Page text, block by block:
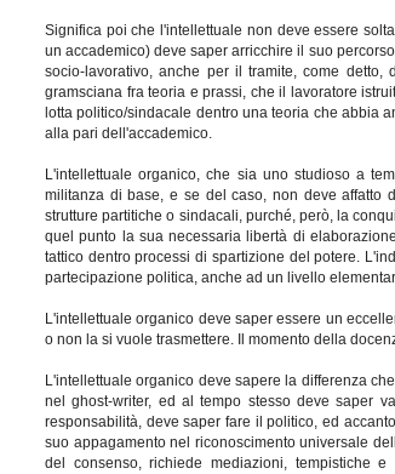
Significa poi che l'intellettuale non deve essere
un accademico) deve saper arricchire il suo
socio-lavorativo, anche per il tramite, come
gramsciana fra teoria e prassi, che il lavoratore
lotta politico/sindacale dentro una teoria che abbia
alla pari dell'accademico.
L'intellettuale organico, che sia uno studioso a
militanza di base, e se del caso, non deve affatto
strutture partitiche o sindacali, purché, però, la
quel punto la sua necessaria libertà di
tattico dentro processi di spartizione del potere.
partecipazione politica, anche ad un livello
L'intellettuale organico deve saper essere un
o non la si vuole trasmettere. Il momento della
L'intellettuale organico deve sapere la differenza
nel ghost-writer, ed al tempo stesso deve saper
responsabilità, deve saper fare il politico, ed
suo appagamento nel riconoscimento universale
del consenso, richiede mediazioni, tempistiche